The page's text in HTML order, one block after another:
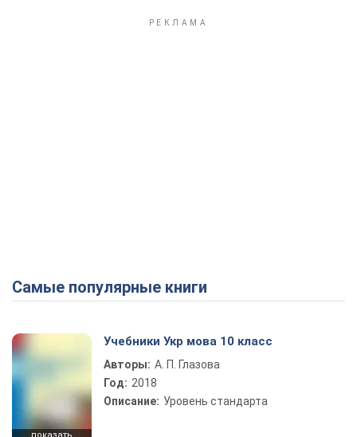
Самые популярные книги
Учебники Укр мова 10 класс
Авторы: А. П. Глазова
Год: 2018
Описание: Уровень стандарта